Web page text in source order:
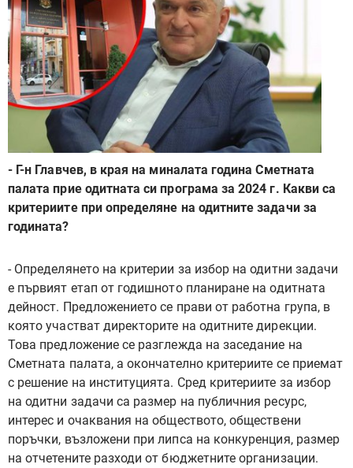
- Г-н Главчев, в края на миналата година Сметната
палата прие одитната си програма за 2024 г. Какви са
критериите при определяне на одитните задачи за
годината?
- Определянето на критерии за избор на одитни задачи
е първият етап от годишното планиране на одитната
дейност. Предложението се прави от работна група, в
която участват директорите на одитните дирекции.
Това предложение се разглежда на заседание на
Сметната палата, а окончателно критериите се приемат
с решение на институцията. Сред критериите за избор
на одитни задачи са размер на публичния ресурс,
интерес и очаквания на обществото, обществени
поръчки, възложени при липса на конкуренция, размер
на отчетените разходи от бюджетните организации.